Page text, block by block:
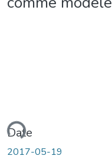
Date
2017-05-19